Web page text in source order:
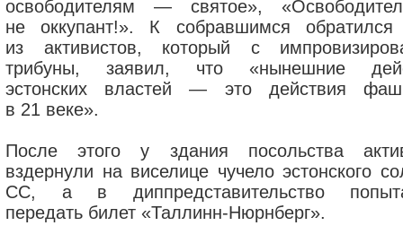
освободителям — святое»,
не оккупант!». К собравшимся обратился
из активистов, который с
трибуны, заявил, что «нынешние
эстонских властей — это действия
в 21 веке».
После этого у здания посольства
вздернули на виселице чучело эстонского
СС, а в диппредставительство
передать билет «Таллинн-Нюрнберг».